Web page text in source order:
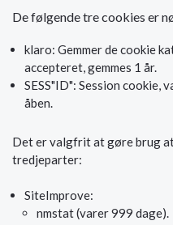
De følgende tre cookies er
klaro: Gemmer de cookie
accepteret, gemmes 1 år.
SESS"ID": Session cookie,
åben.
Det er valgfrit at gøre brug
tredjeparter:
SiteImprove:
nmstat (varer 999 dage).